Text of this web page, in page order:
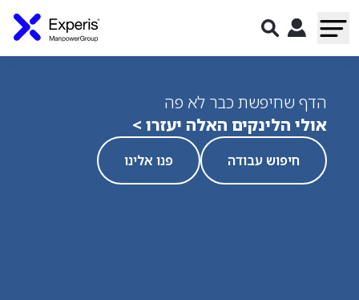
הדף שחיפשת כבר לא פה
אולי הלינקים האלה יעזרו >
חיפוש עבודה פנו אלינו